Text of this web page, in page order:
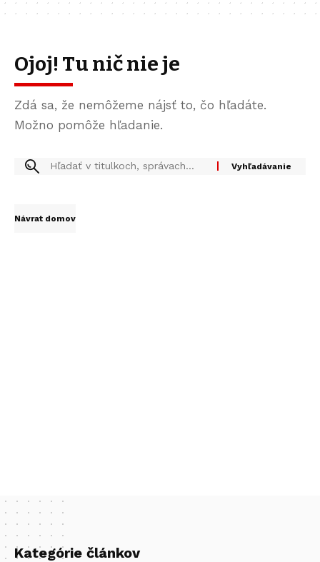
Ojoj! Tu nič nie je
Zdá sa, že nemôžeme nájsť to, čo hľadáte.
Možno pomôže hľadanie.
Návrat domov
Kategórie článkov